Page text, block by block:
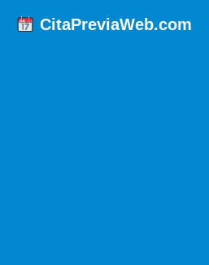
CitaPreviaWeb.com